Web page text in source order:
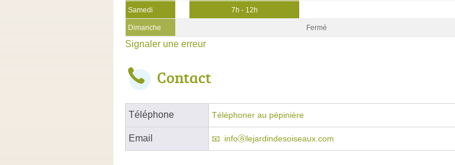
Samedi 7h - 12h
Dimanche Fermé
Signaler une erreur
Contact
Téléphone Téléphoner au pépinière
Email infoⓐlejardindesoiseaux.com